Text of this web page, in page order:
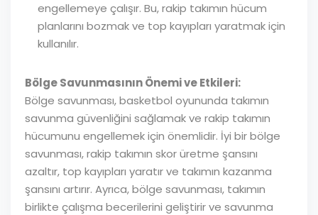
engellemeye çalışır. Bu, rakip takımın hücum
planlarını bozmak ve top kayıpları yaratmak için
kullanılır.
Bölge Savunmasının Önemi ve Etkileri:
Bölge savunması, basketbol oyununda takımın
savunma güvenliğini sağlamak ve rakip takımın
hücumunu engellemek için önemlidir. İyi bir bölge
savunması, rakip takımın skor üretme şansını
azaltır, top kayıpları yaratır ve takımın kazanma
şansını artırır. Ayrıca, bölge savunması, takımın
birlikte çalışma becerilerini geliştirir ve savunma